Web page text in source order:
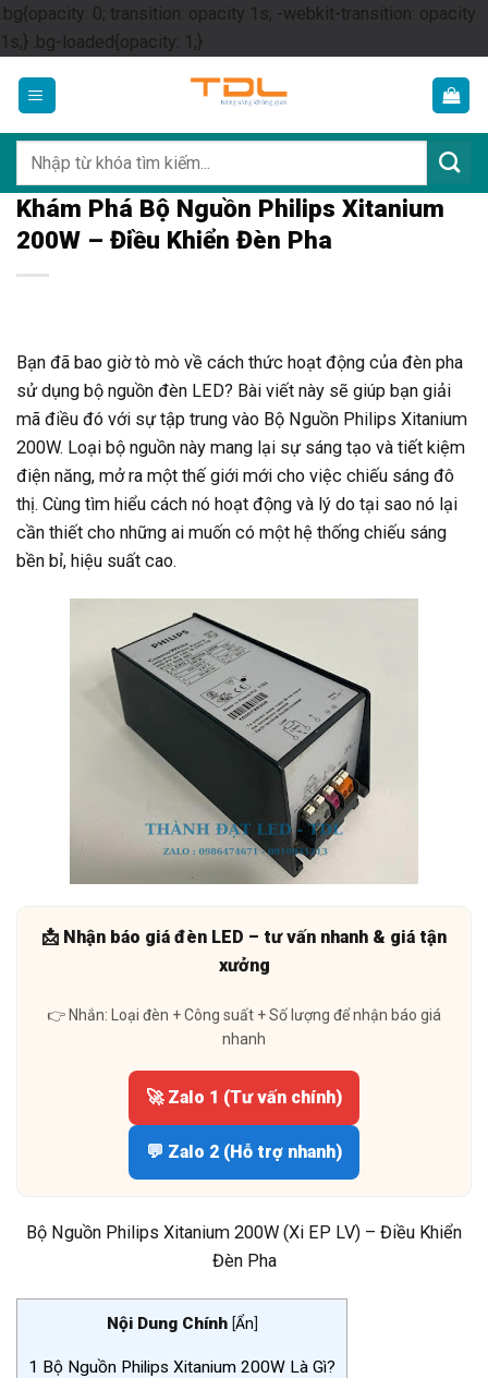
.bg{opacity: 0; transition: opacity 1s; -webkit-transition: opacity
1s;} .bg-loaded{opacity: 1;}Skip
content
kiếm:
Khám Phá Bộ Nguồn Philips Xitanium
200W – Điều Khiển Đèn Pha
Bạn đã bao giờ tò mò về cách thức hoạt động của đèn pha
sử dụng bộ nguồn đèn LED? Bài viết này sẽ giúp bạn giải
mã điều đó với sự tập trung vào Bộ Nguồn Philips Xitanium
200W. Loại bộ nguồn này mang lại sự sáng tạo và tiết kiệm
điện năng, mở ra một thế giới mới cho việc chiếu sáng đô
thị. Cùng tìm hiểu cách nó hoạt động và lý do tại sao nó lại
cần thiết cho những ai muốn có một hệ thống chiếu sáng
bền bỉ, hiệu suất cao.
📩 Nhận báo giá đèn LED – tư vấn nhanh & giá tận
xưởng
👉 Nhắn: Loại đèn + Công suất + Số lượng để nhận báo giá
nhanh
🚀 Zalo 1 (Tư vấn chính)
💬 Zalo 2 (Hỗ trợ nhanh)
Bộ Nguồn Philips Xitanium 200W (Xi EP LV) – Điều Khiển
Đèn Pha
Nội Dung Chính [Ẩn]
1 Bộ Nguồn Philips Xitanium 200W Là Gì?